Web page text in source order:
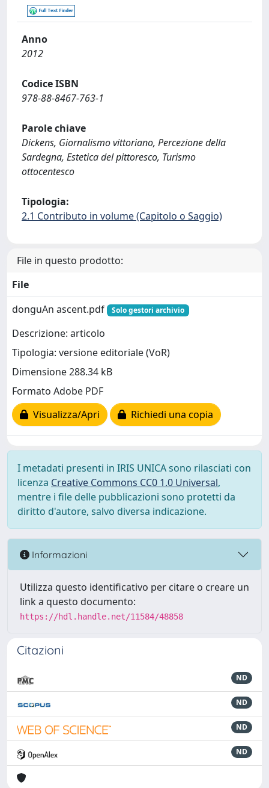
Anno
2012
Codice ISBN
978-88-8467-763-1
Parole chiave
Dickens, Giornalismo vittoriano, Percezione della
Sardegna, Estetica del pittoresco, Turismo
ottocentesco
Tipologia:
2.1 Contributo in volume (Capitolo o Saggio)
File in questo prodotto:
File
donguAn ascent.pdf
Solo gestori archivio
Descrizione: articolo
Tipologia: versione editoriale (VoR)
Dimensione 288.34 kB
Formato Adobe PDF
Visualizza/Apri
Richiedi una copia
I metadati presenti in IRIS UNICA sono rilasciati con
licenza Creative Commons CC0 1.0 Universal,
mentre i file delle pubblicazioni sono protetti da
diritto d'autore, salvo diversa indicazione.
Informazioni
Utilizza questo identificativo per citare o creare un
link a questo documento:
https://hdl.handle.net/11584/48858
Citazioni
ND
ND
ND
ND